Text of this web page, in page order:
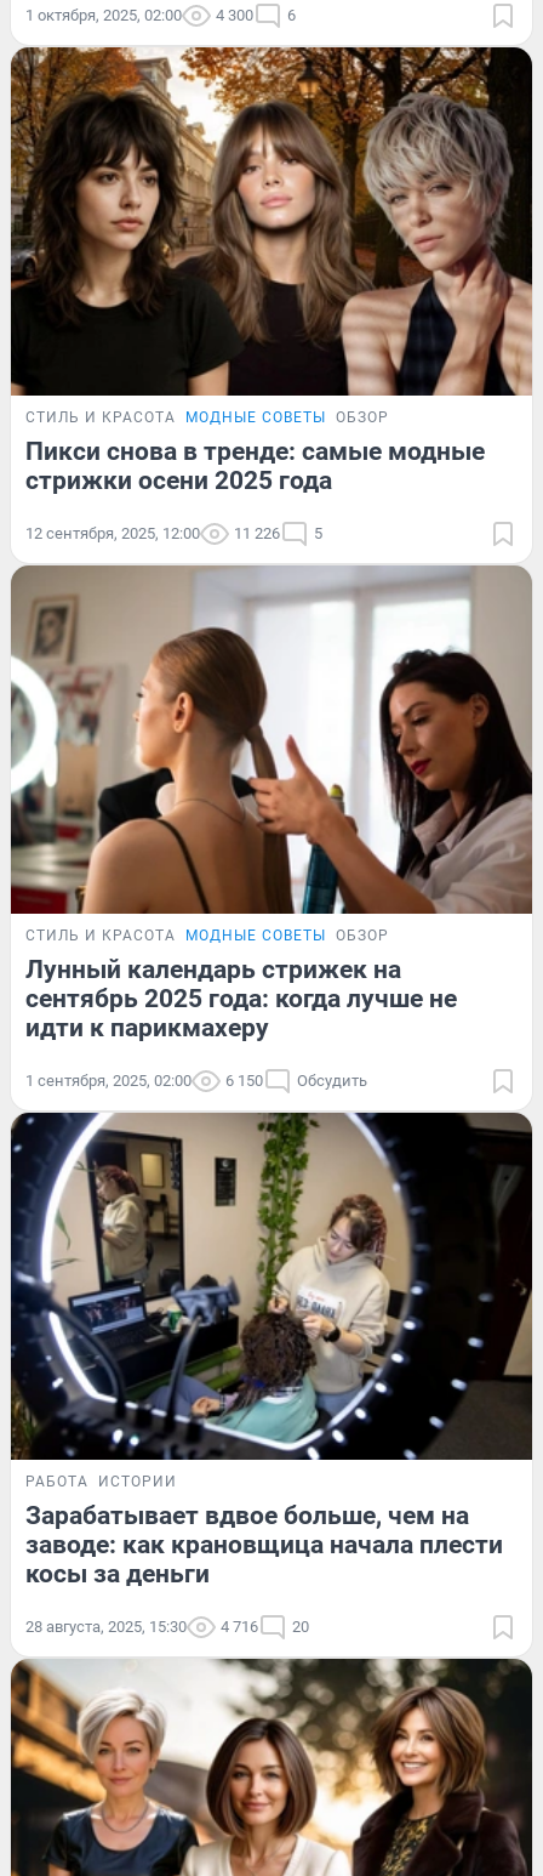
1 октября, 2025, 02:00 4 300 6
СТИЛЬ И КРАСОТА МОДНЫЕ СОВЕТЫ ОБЗОР
Пикси снова в тренде: самые модные
стрижки осени 2025 года
12 сентября, 2025, 12:00 11 226 5
СТИЛЬ И КРАСОТА МОДНЫЕ СОВЕТЫ ОБЗОР
Лунный календарь стрижек на
сентябрь 2025 года: когда лучше не
идти к парикмахеру
1 сентября, 2025, 02:00 6 150 Обсудить
РАБОТА ИСТОРИИ
Зарабатывает вдвое больше, чем на
заводе: как крановщица начала плести
косы за деньги
28 августа, 2025, 15:30 4 716 20